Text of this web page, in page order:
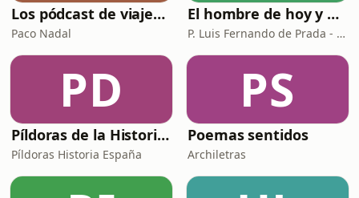
Los pódcast de viajes de Paco Nadal
Paco Nadal
El hombre de hoy y Dios
P. Luis Fernando de Prada - Radio María ESP
PD
Píldoras de la Historia de España
Píldoras Historia España
PS
Poemas sentidos
Archiletras